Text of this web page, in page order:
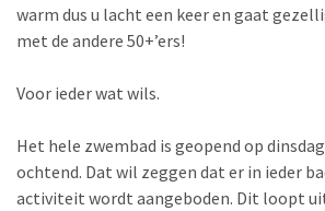
warm dus u lacht een keer en gaat
met de andere 50+’ers!
Voor ieder wat wils.
Het hele zwembad is geopend op
ochtend. Dat wil zeggen dat er in ieder
activiteit wordt aangeboden. Dit loopt